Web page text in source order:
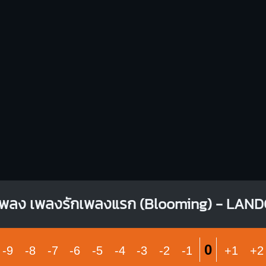
ลง เพลงรักเพลงแรก (Blooming) -
-9 -8 -7 -6 -5 -4 -3 -2 -1 0 +1 +2